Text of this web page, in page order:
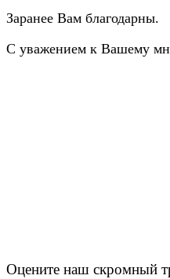
Заранее Вам благодарны.
С уважением к Вашему
Оцените наш скромный